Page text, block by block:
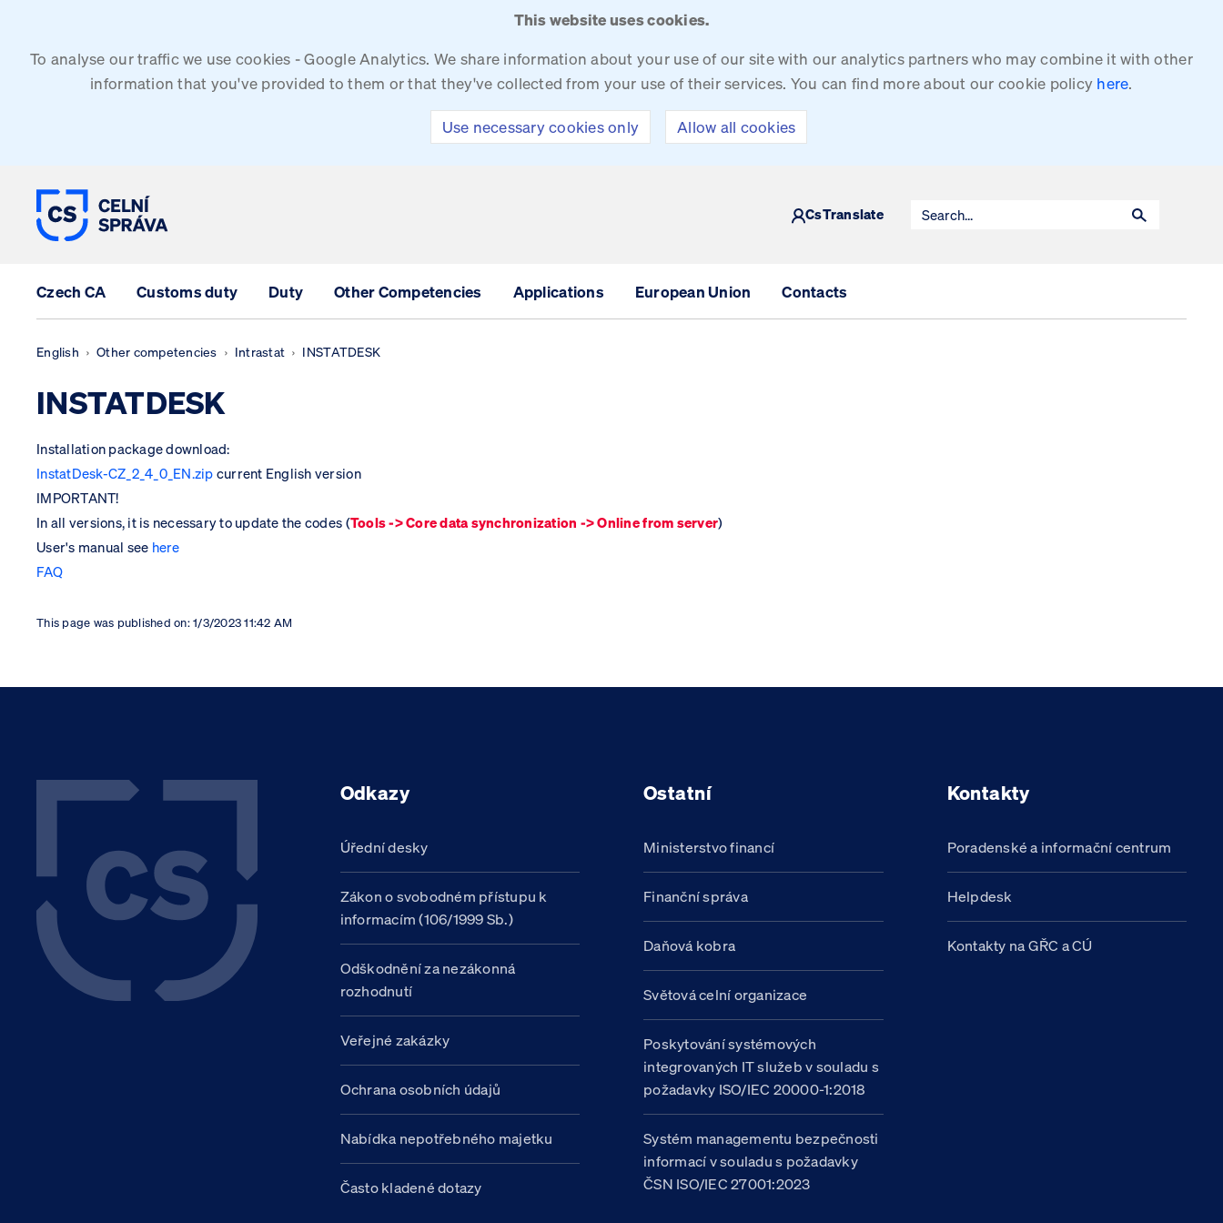
This website uses cookies.
To analyse our traffic we use cookies - Google Analytics. We share information about your use of our site with our analytics partners who may combine it with other
information that you've provided to them or that they've collected from your use of their services. You can find more about our cookie policy here.
Use necessary cookies only Allow all cookies
CsTranslate
Czech CA Customs duty Duty Other Competencies Applications European Union Contacts
English Other competencies Intrastat INSTATDESK
INSTATDESK
Installation package download:
InstatDesk-CZ_2_4_0_EN.zip ​ current English version
IMPORTANT!
In all versions, it is necessary to update the codes (Tools -> Core data synchronization -> Online from server)
User's manual see here
FAQ
This page was published on:1/3/2023 11:42 AM
Odkazy
Úřední desky
Zákon o svobodném přístupu k
informacím (106/1999 Sb.)
Odškodnění za nezákonná
rozhodnutí
Veřejné zakázky
Ochrana osobních údajů
Nabídka nepotřebného majetku
Často kladené dotazy
Ostatní
Ministerstvo financí
Finanční správa
Daňová kobra
Světová celní organizace
Poskytování systémových
integrovaných IT služeb v souladu s
požadavky ISO/IEC 20000-1:2018
Systém managementu bezpečnosti
informací v souladu s požadavky
ČSN ISO/IEC 27001:2023
Kontakty
Poradenské a informační centrum
Helpdesk
Kontakty na GŘC a CÚ